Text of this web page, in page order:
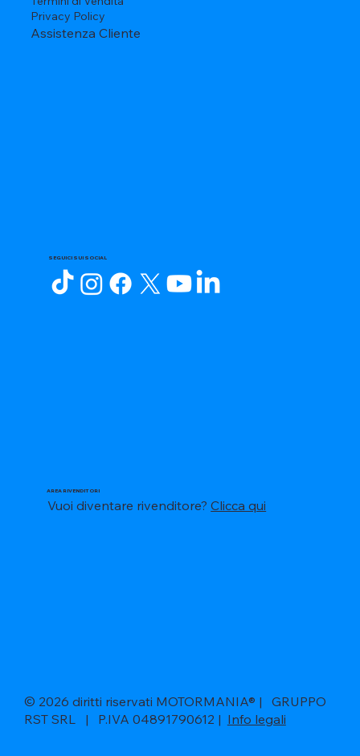
Privacy Policy
Assistenza Cliente
SEGUICI SUI SOCIAL
AREA RIVENDITORI
Vuoi diventare rivenditore?Clicca qui
© 2026 diritti riservati MOTORMANIA® | GRUPPO
RST SRL | P.IVA 04891790612 | Info legali